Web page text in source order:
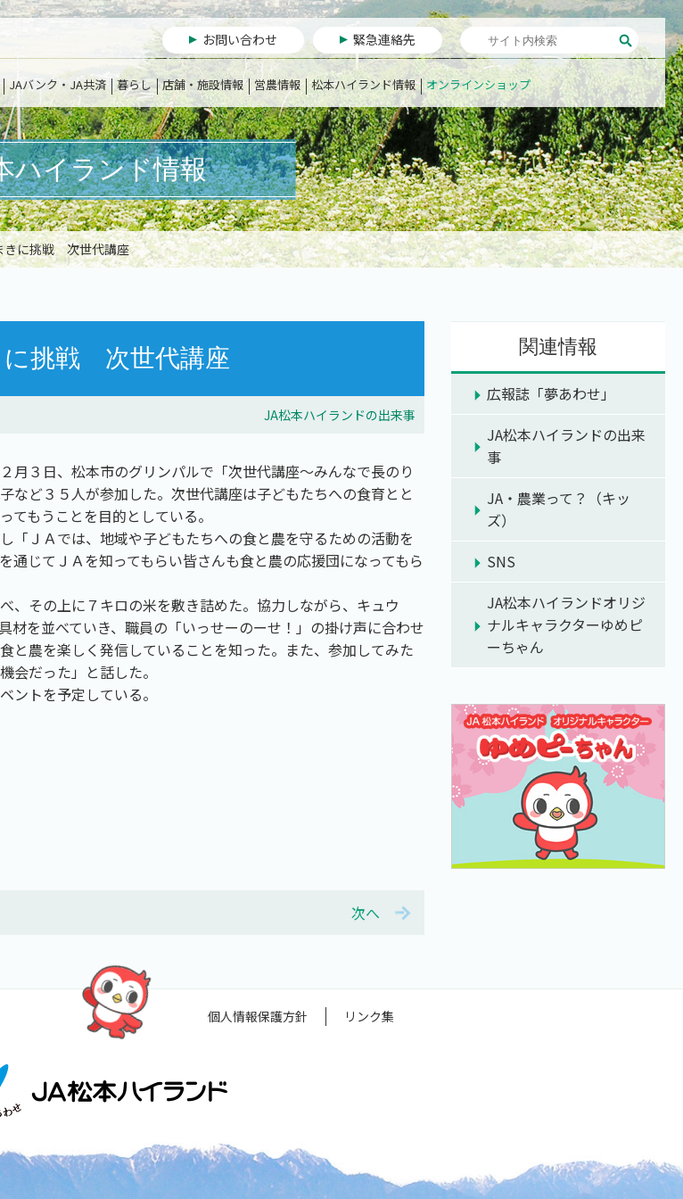
お問い合わせ 緊急連絡先
JAバンク・JA共済 暮らし 店舗・施設情報 営農情報 松本ハイランド情報 オンラインショップ
ハイランド情報
きに挑戦 次世代講座
に挑戦 次世代講座
JA松本ハイランドの出来事
月３日、松本市のグリンパルで「次世代講座～みんなで長のり
など３５人が参加した。次世代講座は子どもたちへの食育とと
てもうことを目的としている。
「ＪＡでは、地域や子どもたちへの食と農を守るための活動を
通じてＪＡを知ってもらい皆さんも食と農の応援団になってもら
、その上に７キロの米を敷き詰めた。協力しながら、キュウ
材を並べていき、職員の「いっせーのーせ！」の掛け声に合わせ
と農を楽しく発信していることを知った。また、参加してみた
会だった」と話した。
ントを予定している。
次へ
関連情報
広報誌「夢あわせ」
JA松本ハイランドの出来
事
JA・農業って？（キッ
ズ）
SNS
JA松本ハイランドオリジ
ナルキャラクターゆめピ
ーちゃん
個人情報保護方針 リンク集